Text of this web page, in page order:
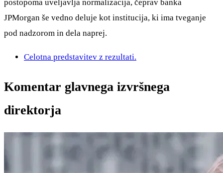
postopoma uveljavlja normalizacija, čeprav banka
JPMorgan še vedno deluje kot institucija, ki ima tveganje
pod nadzorom in dela naprej.
Celotna predstavitev z rezultati.
Komentar glavnega izvršnega
direktorja